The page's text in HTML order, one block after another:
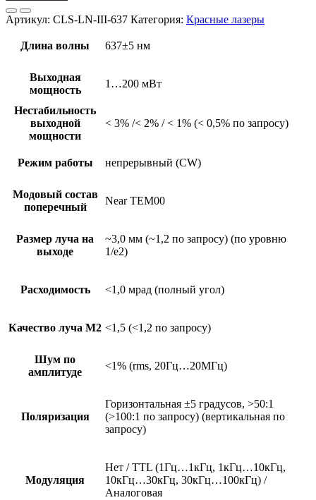
Артикул: CLS-LN-III-637 Категория: Красные лазеры
Длина волны 637±5 нм
Выходная
мощность
1…200 мВт
Нестабильность
выходной
мощности
< 3% /< 2% / < 1% (< 0,5% по запросу)
Режим работы непрерывный (CW)
Модовый состав
поперечный
Near TEM00
Размер луча на
выходе
~3,0 мм (~1,2 по запросу) (по уровню
1/e2)
Расходимость <1,0 мрад (полный угол)
Качество луча М2 <1,5 (<1,2 по запросу)
Шум по
амплитуде
<1% (rms, 20Гц…20МГц)
Поляризация
Горизонтальная ±5 градусов, >50:1
(>100:1 по запросу) (вертикальная по
запросу)
Модуляция
Нет / TTL (1Гц…1кГц, 1кГц…10кГц,
10кГц…30кГц, 30кГц…100кГц) /
Аналоговая